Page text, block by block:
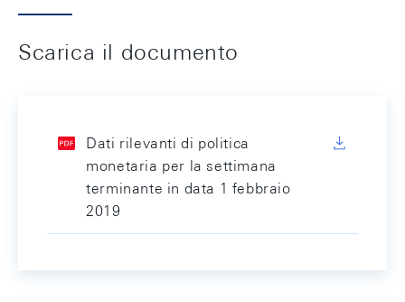
Scarica il documento
Dati rilevanti di politica
monetaria per la settimana
terminante in data 1 febbraio
2019